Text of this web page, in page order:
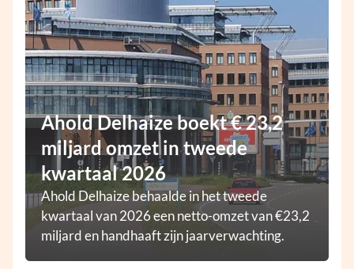
Ahold Delhaize boekt € 23,2
miljard omzet in tweede
kwartaal 2026
Ahold Delhaize behaalde in het tweede
kwartaal van 2026 een netto-omzet van €23,2
miljard en handhaaft zijn jaarverwachting.